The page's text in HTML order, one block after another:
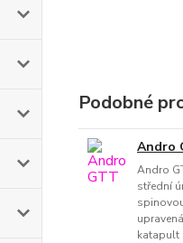
Podobné
Andro
Andro
střední
katapult